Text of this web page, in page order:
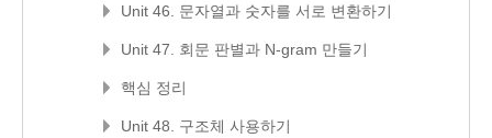
Unit 46. 문자열과 숫자를 서로 변환하기
Unit 47. 회문 판별과 N-gram 만들기
핵심 정리
Unit 48. 구조체 사용하기